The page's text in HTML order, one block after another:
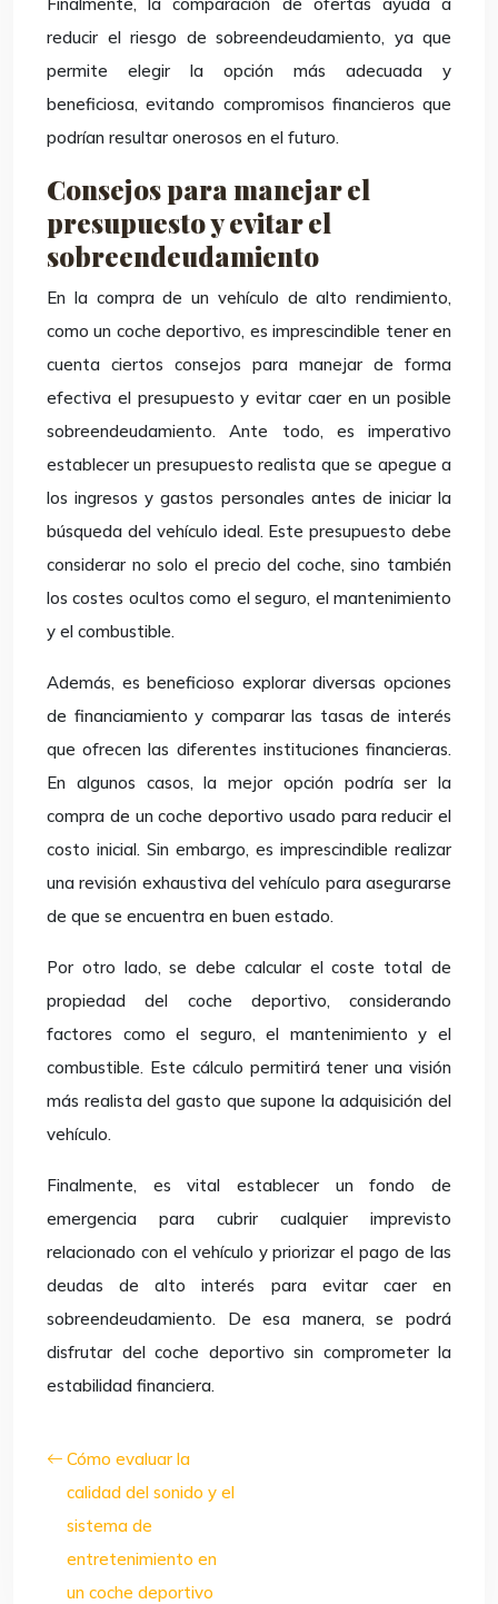
reducir el riesgo de sobreendeudamiento, ya que
permite elegir la opción más adecuada y
beneficiosa, evitando compromisos financieros que
podrían resultar onerosos en el futuro.
Consejos para manejar el
presupuesto y evitar el
sobreendeudamiento
En la compra de un vehículo de alto rendimiento,
como un coche deportivo, es imprescindible tener en
cuenta ciertos consejos para manejar de forma
efectiva el presupuesto y evitar caer en un posible
sobreendeudamiento. Ante todo, es imperativo
establecer un presupuesto realista que se apegue a
los ingresos y gastos personales antes de iniciar la
búsqueda del vehículo ideal. Este presupuesto debe
considerar no solo el precio del coche, sino también
los costes ocultos como el seguro, el mantenimiento
y el combustible.
Además, es beneficioso explorar diversas opciones
de financiamiento y comparar las tasas de interés
que ofrecen las diferentes instituciones financieras.
En algunos casos, la mejor opción podría ser la
compra de un coche deportivo usado para reducir el
costo inicial. Sin embargo, es imprescindible realizar
una revisión exhaustiva del vehículo para asegurarse
de que se encuentra en buen estado.
Por otro lado, se debe calcular el coste total de
propiedad del coche deportivo, considerando
factores como el seguro, el mantenimiento y el
combustible. Este cálculo permitirá tener una visión
más realista del gasto que supone la adquisición del
vehículo.
Finalmente, es vital establecer un fondo de
emergencia para cubrir cualquier imprevisto
relacionado con el vehículo y priorizar el pago de las
deudas de alto interés para evitar caer en
sobreendeudamiento. De esa manera, se podrá
disfrutar del coche deportivo sin comprometer la
estabilidad financiera.
Cómo evaluar la
calidad del sonido y el
sistema de
entretenimiento en
un coche deportivo